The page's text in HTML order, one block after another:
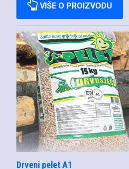
VIŠE O PROIZVODU
Drveni pelet A1